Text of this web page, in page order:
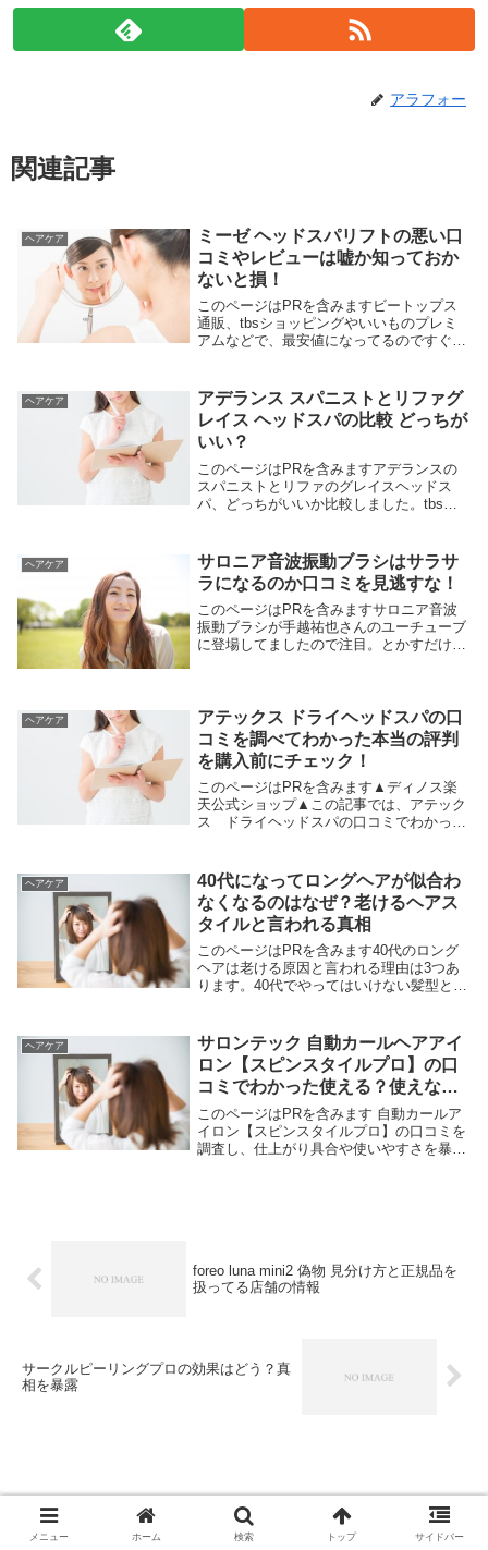
アラフォー
関連記事
ヘアケア
ミーゼ ヘッドスパリフトの悪い口
コミやレビューは嘘か知っておか
ないと損！
このページはPRを含みますビートップス
通販、tbsショッピングやいいものプレミ
アムなどで、最安値になってるのですぐに
ろがわかるので見逃せません。さっそく＠
コスメに投...
ヘアケア
アデランス スパニストとリファグ
レイス ヘッドスパの比較 どっちが
いい？
このページはPRを含みますアデランスの
スパニストとリファのグレイスヘッドス
パ、どっちがいいか比較しました。tbsシ
宅で簡単にサロンなみのヘッドスパができ
る家庭用の頭...
ヘアケア
サロニア音波振動ブラシはサラサ
ラになるのか口コミを見逃すな！
このページはPRを含みますサロニア音波
振動ブラシが手越祐也さんのユーチューブ
に登場してましたので注目。とかすだけで
ります。お値...
ヘアケア
アテックス ドライヘッドスパの口
コミを調べてわかった本当の評判
を購入前にチェック！
このページはPRを含みます▲ディノス楽
天公式ショップ▲この記事では、アテック
ス ドライヘッドスパの口コミでわかった
す。ドライヘッドスパと自分の頭囲のサイ
ズが合えば、...
ヘアケア
40代になってロングヘアが似合わ
なくなるのはなぜ？老けるヘアス
タイルと言われる真相
このページはPRを含みます40代のロング
ヘアは老ける原因と言われる理由は3つあ
ります。40代でやってはいけない髪型と言
見える3つの原因アラフォーのロングヘア
は痛い...
ヘアケア
サロンテック 自動カールヘアアイ
ロン【スピンスタイルプロ】の口
コミでわかった使える？使えな
い？
このページはPRを含みます 自動カールア
イロン【スピンスタイルプロ】の口コミを
調査し、仕上がり具合や使いやすさを暴
foreo luna mini2 偽物 見分け方と正規品を
扱ってる店舗の情報
サークルピーリングプロの効果はどう？真
相を暴露
メニュー ホーム 検索 トップ サイドバー